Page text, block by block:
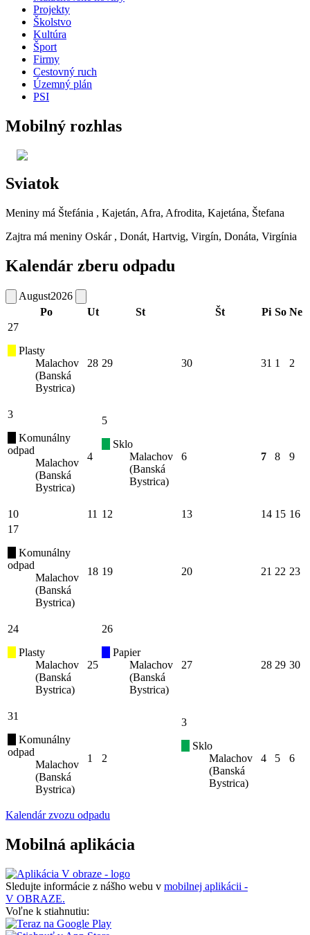
Projekty
Školstvo
Kultúra
Šport
Firmy
Cestovný ruch
Územný plán
PSI
Mobilný rozhlas
Sviatok
Meniny má Štefánia , Kajetán, Afra, Afrodita, Kajetána, Štefana
Zajtra má meniny Oskár , Donát, Hartvig, Virgín, Donáta, Virgínia
Kalendár zberu odpadu
August2026
Po
Ut St Št Pi So Ne
27
Plasty
Malachov
(Banská
Bystrica)
28 29 30 31 1 2
3
Komunálny
odpad
Malachov
(Banská
Bystrica)
4
5
Sklo
Malachov
(Banská
Bystrica)
6 7 8 9
10 11 12 13 14 15 16
17
Komunálny
odpad
Malachov
(Banská
Bystrica)
18 19 20 21 22 23
24
Plasty
Malachov
(Banská
Bystrica)
25
26
Papier
Malachov
(Banská
Bystrica)
27 28 29 30
31
Komunálny
odpad
Malachov
(Banská
Bystrica)
1 2
3
Sklo
Malachov
(Banská
Bystrica)
4 5 6
Kalendár zvozu odpadu
Mobilná aplikácia
Sledujte informácie z nášho webu v mobilnej aplikácii -
V OBRAZE.
Voľne k stiahnutiu: